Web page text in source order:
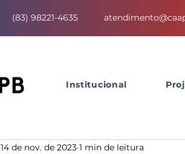
(83) 98221-4635
Institucional
14 de nov. de 2023 1 min de leitura